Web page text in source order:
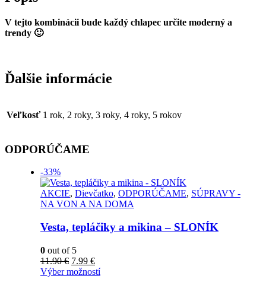
V tejto kombinácii bude každý chlapec určite moderný a
trendy 🙂
Ďalšie informácie
Veľkosť 1 rok, 2 roky, 3 roky, 4 roky, 5 rokov
ODPORÚČAME
-33%
AKCIE, Dievčatko, ODPORÚČAME, SÚPRAVY -
NA VON A NA DOMA
Vesta, tepláčiky a mikina – SLONÍK
0 out of 5
11.90€ 7.99 €
Výber možností